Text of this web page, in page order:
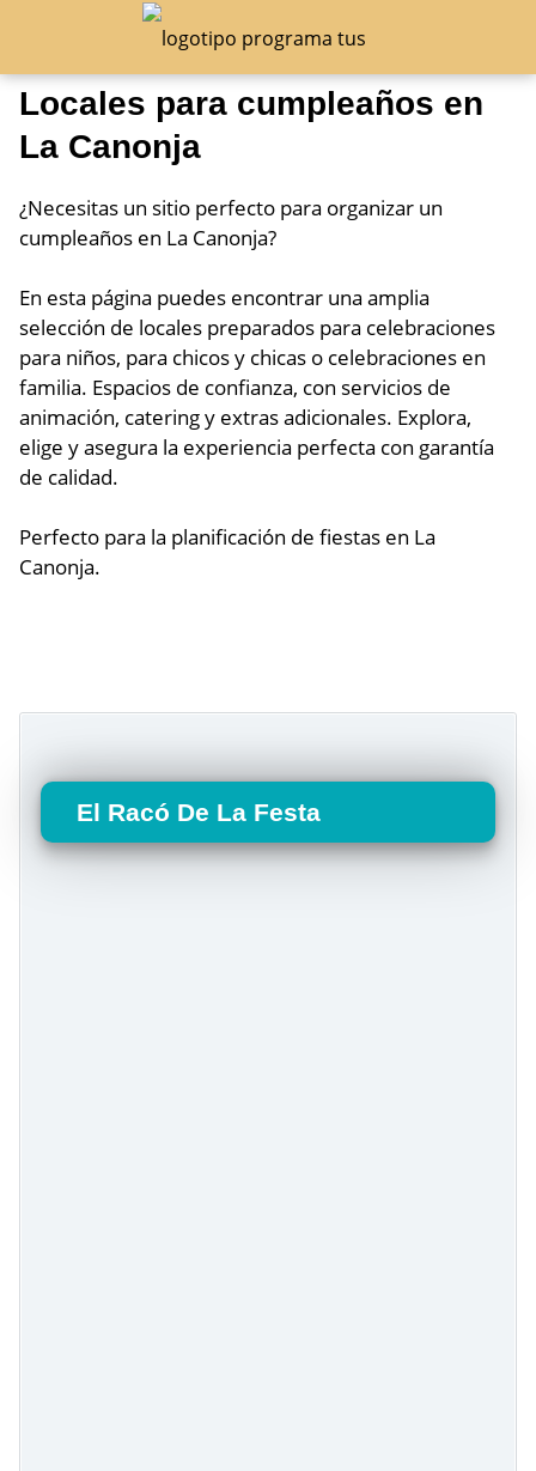
Locales para cumpleaños en
La Canonja
¿Necesitas un sitio perfecto para organizar un
cumpleaños en La Canonja?
En esta página puedes encontrar una amplia
selección de locales preparados para celebraciones
para niños, para chicos y chicas o celebraciones en
familia. Espacios de confianza, con servicios de
animación, catering y extras adicionales. Explora,
elige y asegura la experiencia perfecta con garantía
de calidad.
Perfecto para la planificación de fiestas en La
Canonja.
El Racó De La Festa